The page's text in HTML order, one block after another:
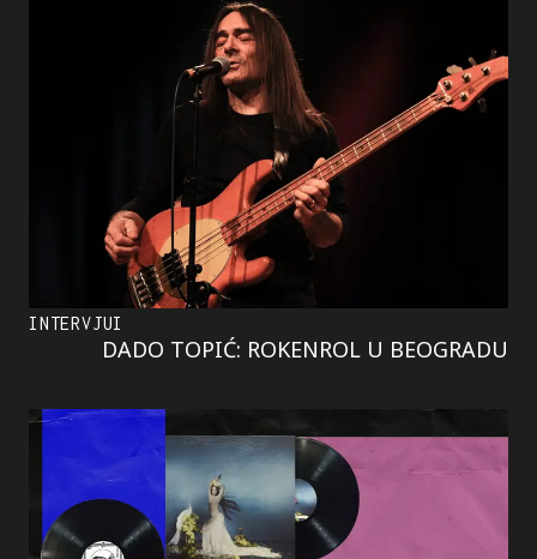
INTERVJUI
DADO TOPIĆ: ROKENROL U BEOGRADU